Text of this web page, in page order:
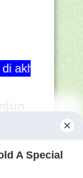
ya